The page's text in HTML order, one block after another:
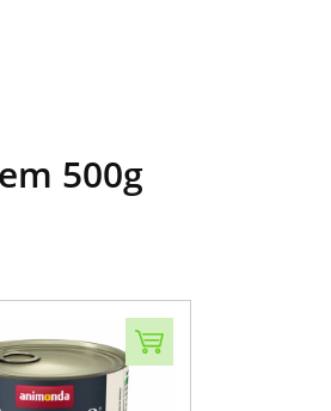
500g